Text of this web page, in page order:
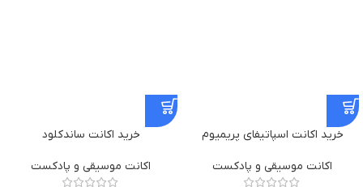
خرید اکانت اسپاتیفای پریمیوم
اکانت موسیقی و پادکست
خرید اکانت ساندکلود
اکانت موسیقی و پادکست